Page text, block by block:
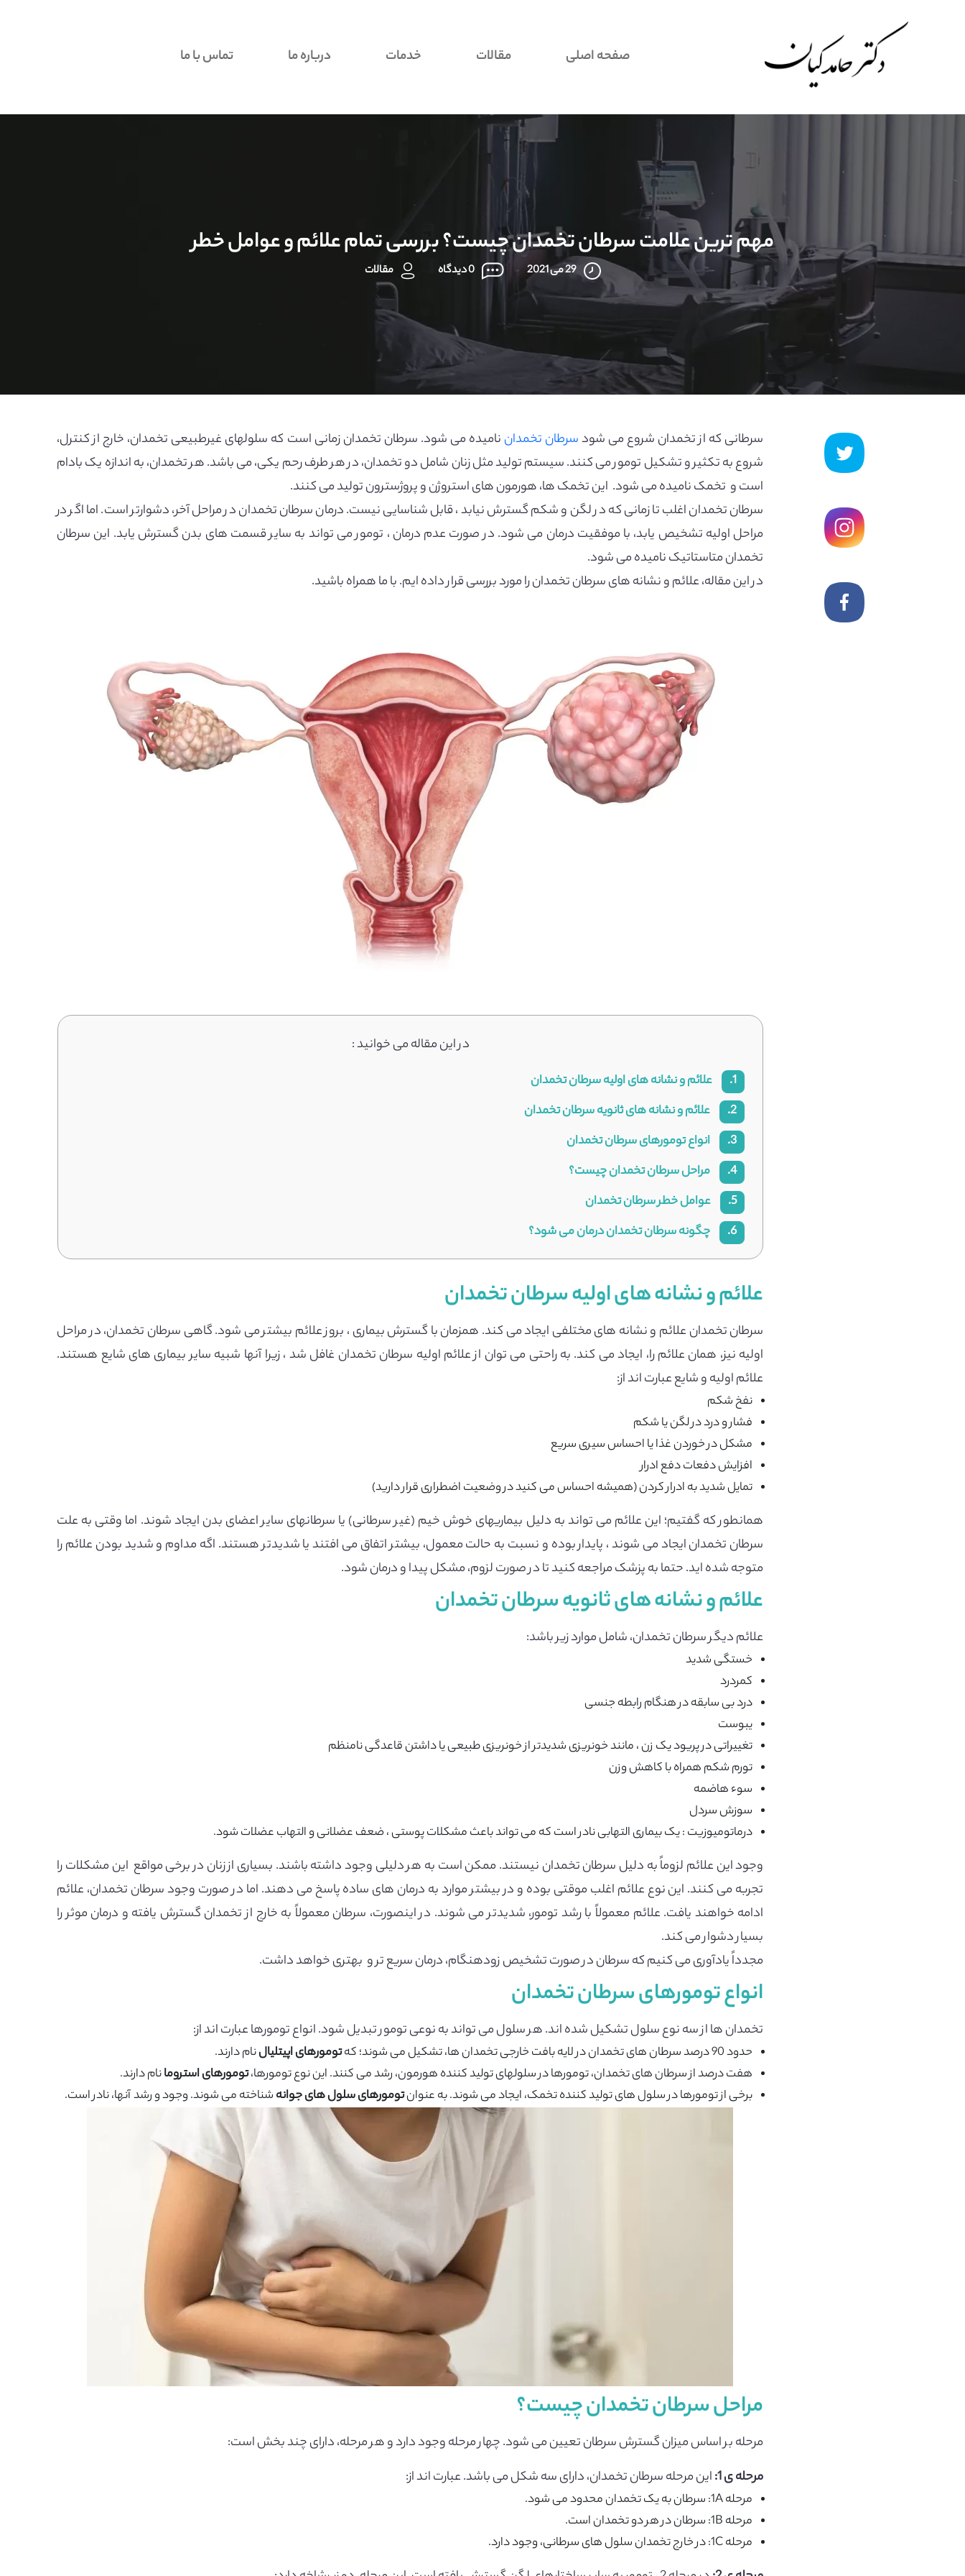
صفحه اصلی مقالات خدمات درباره ما تماس با ما
مهم ترین علامت سرطان تخمدان چیست؟ بررسی تمام علائم و عوامل خطر
29 می 2021 0 دیدگاه مقالات
سرطانی که از تخمدان شروع می شودسرطان تخمدان نامیده می شود. سرطان تخمدان زمانی است که سلولهای غیرطبیعی تخمدان، خارج از کنترل،
شروع به تکثیر و تشکیل تومور می کنند. سیستم تولید مثل زنان شامل دو تخمدان، در هر طرف رحم یکی، می باشد. هر تخمدان، به اندازه یک بادام
است و تخمک نامیده می شود. این تخمک ها، هورمون های استروژن و پروژسترون تولید می کنند.
سرطان تخمدان اغلب تا زمانی که در لگن و شکم گسترش نیابد ، قابل شناسایی نیست. درمان سرطان تخمدان در مراحل آخر، دشوارتر است. اما اگر در
مراحل اولیه تشخیص یابد، با موفقیت درمان می شود. در صورت عدم درمان ، تومور می تواند به سایر قسمت های بدن گسترش یابد. این سرطان
تخمدان متاستاتیک نامیده می شود.
در این مقاله، علائم و نشانه های سرطان تخمدان را مورد بررسی قرار داده ایم. با ما همراه باشید.
در این مقاله می خوانید :
1.
علائم و نشانه های اولیه سرطان تخمدان
2.
علائم و نشانه های ثانویه سرطان تخمدان
3.
انواع تومورهای سرطان تخمدان
4.
مراحل سرطان تخمدان چیست؟
5.
عوامل خطر سرطان تخمدان
6.
چگونه سرطان تخمدان درمان می شود؟
علائم و نشانه های اولیه سرطان تخمدان
سرطان تخمدان علائم و نشانه های مختلفی ایجاد می کند. همزمان با گسترش بیماری ، بروز علائم بیشتر می شود. گاهی سرطان تخمدان، در مراحل
اولیه نیز، همان علائم را، ایجاد می کند. به راحتی می توان از علائم اولیه سرطان تخمدان غافل شد ، زیرا آنها شبیه سایر بیماری های شایع هستند.
علائم اولیه و شایع عبارت اند از:
نفخ شکم
فشار و درد در لگن یا شکم
مشکل در خوردن غذا یا احساس سیری سریع
افزایش دفعات دفع ادرار
تمایل شدید به ادرار کردن (همیشه احساس می کنید در وضعیت اضطراری قرار دارید)
همانطور که گفتیم؛ این علائم می تواند به دلیل بیماریهای خوش خیم (غیر سرطانی) یا سرطانهای سایر اعضای بدن ایجاد شوند. اما وقتی به علت
سرطان تخمدان ایجاد می شوند ، پایدار بوده و نسبت به حالت معمول، بیشتر اتفاق می افتند یا شدیدتر هستند. اگه مداوم و شدید بودن علائم را
متوجه شده اید. حتما به پزشک مراجعه کنید تا در صورت لزوم، مشکل پیدا و درمان شود.
علائم و نشانه های ثانویه سرطان تخمدان
علائم دیگر سرطان تخمدان، شامل موارد زیر باشد:
خستگی شدید
کمردرد
درد بی سابقه در هنگام رابطه جنسی
یبوست
تغییراتی در پریود یک زن ، مانند خونریزی شدیدتر از خونریزی طبیعی یا داشتن قاعدگی نامنظم
تورم شکم همراه با کاهش وزن
سوء هاضمه
سوزش سردل
درماتومیوزیت : یک بیماری التهابی نادر است که می تواند باعث مشکلات پوستی ، ضعف عضلانی و التهاب عضلات شود.
وجود این علائم لزوماً به دلیل سرطان تخمدان نیستند. ممکن است به هر دلیلی وجود داشته باشند. بسیاری از زنان در برخی مواقع این مشکلات را
تجربه می کنند. این نوع علائم اغلب موقتی بوده و در بیشتر موارد به درمان های ساده پاسخ می دهند. اما در صورت وجود سرطان تخمدان، علائم
ادامه خواهند یافت. علائم معمولاً با رشد تومور، شدیدتر می شوند. در اینصورت، سرطان معمولاً به خارج از تخمدان گسترش یافته و درمان موثر را
بسیار دشوار می کند.
مجدداً یادآوری می کنیم که سرطان در صورت تشخیص زودهنگام، درمان سریع تر و بهتری خواهد داشت.
انواع تومورهای سرطان تخمدان
تخمدان ها از سه نوع سلول تشکیل شده اند. هر سلول می تواند به نوعی تومور تبدیل شود. انواع تومورها عبارت اند از:
حدود 90 درصد سرطان های تخمدان در لایه بافت خارجی تخمدان ها، تشکیل می شوند؛ که تومورهای اپیتلیالنام دارند.
هفت درصد از سرطان های تخمدان، تومورها در سلولهای تولید کننده هورمون، رشد می کنند. این نوع تومورها،تومورهای استرومانام دارند.
برخی از تومورها در سلول های تولید کننده تخمک، ایجاد می شوند. به عنوانتومورهای سلول های جوانهشناخته می شوند. وجود و رشد آنها، نادر است.
مراحل سرطان تخمدان چیست؟
مرحله بر اساس میزان گسترش سرطان تعیین می شود. چهار مرحله وجود دارد و هر مرحله، دارای چند بخش است:
مرحله ی 1:
این مرحله سرطان تخمدان، دارای سه شکل می باشد. عبارت اند از:
مرحله 1A: سرطان به یک تخمدان محدود می شود.
مرحله 1B: سرطان در هر دو تخمدان است.
مرحله 1C: در خارج تخمدان سلول های سرطانی، وجود دارد.